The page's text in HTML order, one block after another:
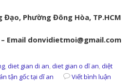
Đạo, Phường Đông Hòa, TP.HCM
Email donvidietmoi@gmail.com
,diet gian di an,diet gian o dĩ an,diệt
tận gốc tại dĩ an Viết bình luận